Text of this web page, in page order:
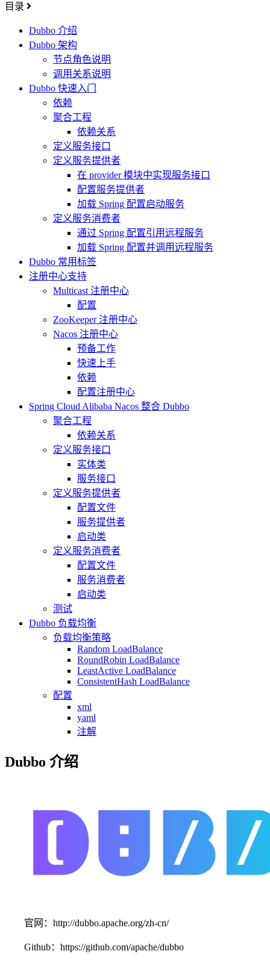
目录
Dubbo 介绍
Dubbo 架构
节点角色说明
调用关系说明
Dubbo 快速入门
依赖
聚合工程
依赖关系
定义服务接口
定义服务提供者
在 provider 模块中实现服务接口
配置服务提供者
加载 Spring 配置启动服务
定义服务消费者
通过 Spring 配置引用远程服务
加载 Spring 配置并调用远程服务
Dubbo 常用标签
注册中心支持
Multicast 注册中心
配置
ZooKeeper 注册中心
Nacos 注册中心
预备工作
快速上手
依赖
配置注册中心
Spring Cloud Alibaba Nacos 整合 Dubbo
聚合工程
依赖关系
定义服务接口
实体类
服务接口
定义服务提供者
配置文件
服务提供者
启动类
定义服务消费者
配置文件
服务消费者
启动类
测试
Dubbo 负载均衡
负载均衡策略
Random LoadBalance
RoundRobin LoadBalance
LeastActive LoadBalance
ConsistentHash LoadBalance
配置
xml
yaml
注解
Dubbo 介绍
官网：http://dubbo.apache.org/zh-cn/
Github：https://github.com/apache/dubbo